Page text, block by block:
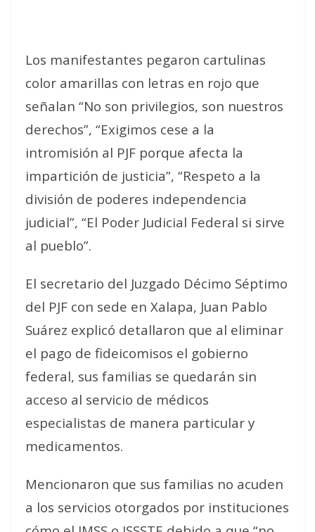
Los manifestantes pegaron cartulinas
color amarillas con letras en rojo que
señalan “No son privilegios, son nuestros
derechos”, “Exigimos cese a la
intromisión al PJF porque afecta la
impartición de justicia”, “Respeto a la
división de poderes independencia
judicial”, “El Poder Judicial Federal si sirve
al pueblo”.
El secretario del Juzgado Décimo Séptimo
del PJF con sede en Xalapa, Juan Pablo
Suárez explicó detallaron que al eliminar
el pago de fideicomisos el gobierno
federal, sus familias se quedarán sin
acceso al servicio de médicos
especialistas de manera particular y
medicamentos.
Mencionaron que sus familias no acuden
a los servicios otorgados por instituciones